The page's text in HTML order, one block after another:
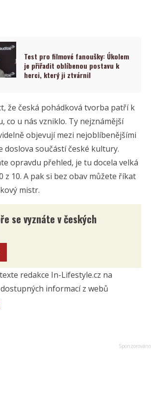
Test pro filmové fanoušky: Úkolem
je přiřadit oblíbenou postavu k
herci, který ji ztvárnil
že česká pohádková tvorba patří k
co u nás vzniklo. Ty nejznámější
objevují mezi nejoblíbenějšími
doslova součástí české kultury.
opravdu přehled, je tu docela velká
z 10. A pak si bez obav můžete říkat
mistr.
se vyznáte v českých
redakce In-Lifestyle.cz na
informací z webů